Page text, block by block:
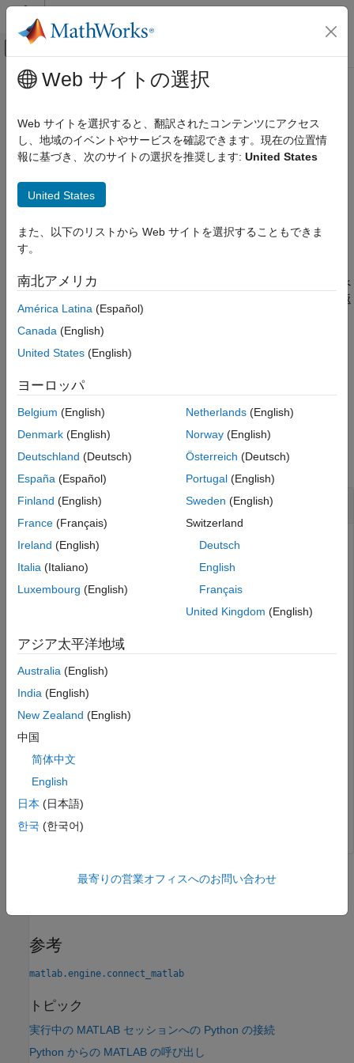
コンテンツへスキップ
オフキャンバス ナビゲーション メ
ドキュメンテーションのホーム
外部言語インターフェイス
MATLAB での Python
matlab.engine.find_matlab
構文
例
メインコンテンツ
matlab.engine.find_matlab
共有MATLABセッションを見つけてPython 用のMATLABエン
ジンに接続
ページ内をすべて折りたたむ
構文
names = matlab.engine.find_matlab()
説明
names = matlab.engine.find_matlab()
はローカル マシンのすべ
で返
します。namesにある名前はいずれも
matlab.engine.connect_matlab
ローカル マシンで実行中の共有セッションがない場合、
例
例
すべて折りたたむ
共有MATLAB セッションの検出
ローカル マシンで実行中の共有 MATLAB セッションを特定
matlab.engine.find_matlab() names
実行中の共有 MATLAB セッションは 2 つあるため、
matlab.engine.find_matlab
最初の共有 MATLAB セッションに接続します。
eng = matlab.engine.connect_matlab('MATLAB_6830')
バージョン履歴
参考
matlab.engine.connect_matlab
トピック
実行中の MATLAB セッションへの Python の接続
Python からの MATLAB の呼び出し
Web サイトの選択
Web サイトを選択すると、翻訳されたコンテンツにアクセス
し、地域のイベントやサービスを確認できます。現在の位置情
報に基づき、次のサイトの選択を推奨します: United States
United States
また、以下のリストから Web サイトを選択することもできま
す。
南北アメリカ
América Latina (Español)
Canada (English)
United States (English)
ヨーロッパ
Belgium (English)
Denmark (English)
Deutschland (Deutsch)
España (Español)
Finland (English)
France (Français)
Ireland (English)
Italia (Italiano)
Luxembourg (English)
Netherlands(English)
Norway(English)
Österreich (Deutsch)
Portugal(English)
Sweden (English)
Switzerland
Deutsch
English
Français
United Kingdom (English)
アジア太平洋地域
Australia (English)
India (English)
New Zealand (English)
中国
简体中文
English
日本 (日本語)
한국 (한국어)
最寄りの営業オフィスへのお問い合わせ